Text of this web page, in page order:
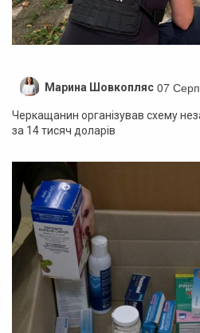
Марина Шовкопляс 07
Черкащанин організував схему
за 14 тисяч доларів